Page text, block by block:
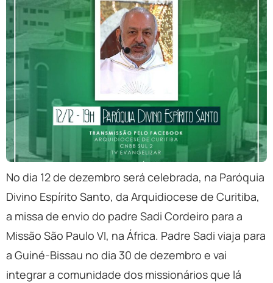
No dia 12 de dezembro será celebrada, na Paróquia
Divino Espírito Santo, da Arquidiocese de Curitiba,
a missa de envio do padre Sadi Cordeiro para a
Missão São Paulo VI, na África. Padre Sadi viaja para
a Guiné-Bissau no dia 30 de dezembro e vai
integrar a comunidade dos missionários que lá